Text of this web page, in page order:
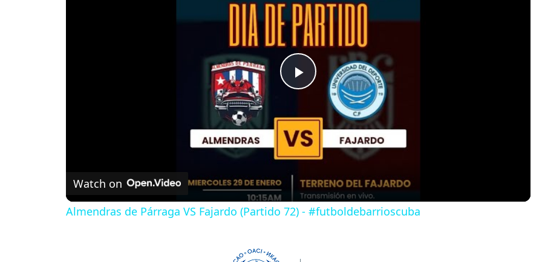
P
l
a
y
Watch on
Almendras de Párraga VS Fajardo (Partido 72) - #futboldebarrioscuba